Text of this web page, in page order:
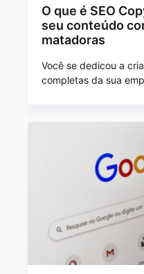
O que é SEO
seu conteúdo
matadoras
Você se dedicou a
completas da sua